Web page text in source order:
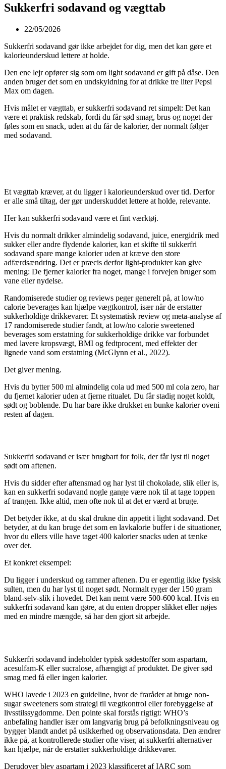
Sukkerfri sodavand og vægttab
22/05/2026
Sukkerfri sodavand gør ikke arbejdet for dig, men det kan gøre et
kalorieunderskud lettere at holde.
Den ene lejr opfører sig som om light sodavand er gift på dåse. Den
anden bruger det som en undskyldning for at drikke tre liter Pepsi
Max om dagen.
Hvis målet er vægttab, er sukkerfri sodavand ret simpelt: Det kan
være et praktisk redskab, fordi du får sød smag, brus og noget der
føles som en snack, uden at du får de kalorier, der normalt følger
med sodavand.
Et vægttab kræver, at du ligger i kalorieunderskud over tid. Derfor
er alle små tiltag, der gør underskuddet lettere at holde, relevante.
Her kan sukkerfri sodavand være et fint værktøj.
Hvis du normalt drikker almindelig sodavand, juice, energidrik med
sukker eller andre flydende kalorier, kan et skifte til sukkerfri
sodavand spare mange kalorier uden at kræve den store
adfærdsændring. Det er præcis derfor light-produkter kan give
mening: De fjerner kalorier fra noget, mange i forvejen bruger som
vane eller nydelse.
Randomiserede studier og reviews peger generelt på, at low/no
calorie beverages kan hjælpe vægtkontrol, især når de erstatter
sukkerholdige drikkevarer. Et systematisk review og meta-analyse af
17 randomiserede studier fandt, at low/no calorie sweetened
beverages som erstatning for sukkerholdige drikke var forbundet
med lavere kropsvægt, BMI og fedtprocent, med effekter der
lignede vand som erstatning (McGlynn et al., 2022).
Det giver mening.
Hvis du bytter 500 ml almindelig cola ud med 500 ml cola zero, har
du fjernet kalorier uden at fjerne ritualet. Du får stadig noget koldt,
sødt og boblende. Du har bare ikke drukket en bunke kalorier oveni
resten af dagen.
Sukkerfri sodavand er især brugbart for folk, der får lyst til noget
sødt om aftenen.
Hvis du sidder efter aftensmad og har lyst til chokolade, slik eller is,
kan en sukkerfri sodavand nogle gange være nok til at tage toppen
af trangen. Ikke altid, men ofte nok til at det er værd at bruge.
Det betyder ikke, at du skal drukne din appetit i light sodavand. Det
betyder, at du kan bruge det som en lavkalorie buffer i de situationer,
hvor du ellers ville have taget 400 kalorier snacks uden at tænke
over det.
Et konkret eksempel:
Du ligger i underskud og rammer aftenen. Du er egentlig ikke fysisk
sulten, men du har lyst til noget sødt. Normalt ryger der 150 gram
bland-selv-slik i hovedet. Det kan nemt være 500-600 kcal. Hvis en
sukkerfri sodavand kan gøre, at du enten dropper slikket eller nøjes
med en mindre mængde, så har den gjort sit arbejde.
Sukkerfri sodavand indeholder typisk sødestoffer som aspartam,
acesulfam-K eller sucralose, afhængigt af produktet. De giver sød
smag med få eller ingen kalorier.
WHO lavede i 2023 en guideline, hvor de fraråder at bruge non-
sugar sweeteners som strategi til vægtkontrol eller forebyggelse af
livsstilssygdomme. Den pointe skal forstås rigtigt: WHO’s
anbefaling handler især om langvarig brug på befolkningsniveau og
bygger blandt andet på usikkerhed og observationsdata. Den ændrer
ikke på, at kontrollerede studier ofte viser, at sukkerfri alternativer
kan hjælpe, når de erstatter sukkerholdige drikkevarer.
Derudover blev aspartam i 2023 klassificeret af IARC som